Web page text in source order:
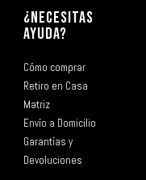
¿NECESITAS
AYUDA?
Cómo comprar
Retiro en Casa
Matriz
Envío a Domicilio
Garantías y
Devoluciones